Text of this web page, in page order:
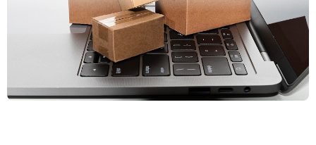
продлевают срок его службы.
Для уточнения всех возможных вариантов материала и
цвета данного изделия обращайтесь к нашим
менеджерам!